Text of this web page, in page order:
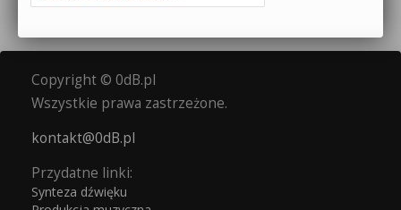
Copyright © 0dB.pl
Wszystkie prawa zastrzeżone.
kontakt@0dB.pl
Przydatne linki:
Synteza dźwięku